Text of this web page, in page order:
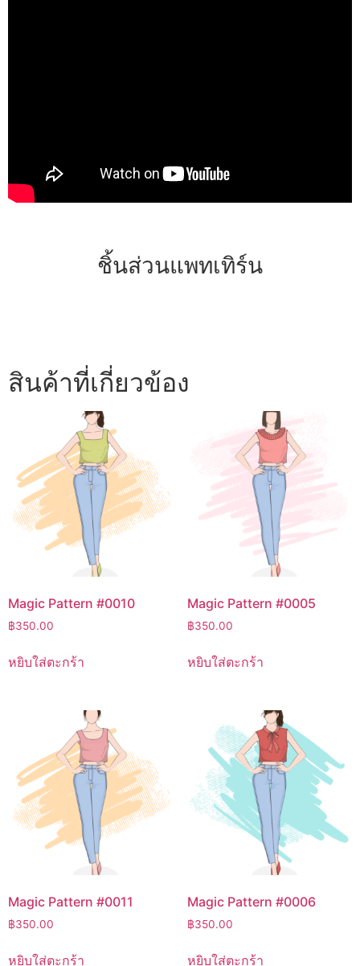
ชิ้นส่วนแพทเทิร์น
สินค้าที่เกี่ยวข้อง
Magic Pattern #0010
฿350.00
หยิบใส่ตะกร้า
Magic Pattern #0005
฿350.00
หยิบใส่ตะกร้า
Magic Pattern #0011
฿350.00
หยิบใส่ตะกร้า
Magic Pattern #0006
฿350.00
หยิบใส่ตะกร้า